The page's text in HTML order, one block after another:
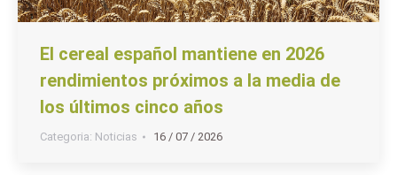
El cereal español mantiene en 2026
rendimientos próximos a la media de
los últimos cinco años
Categoria: Noticias 16 / 07 / 2026